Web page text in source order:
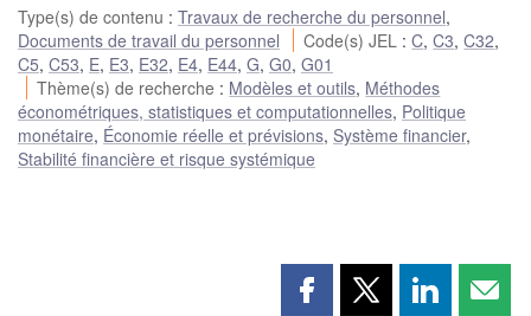
Type(s) de contenu : Travaux de recherche du personnel,
Documents de travail du personnel
Code(s) JEL :C,C3,C32,
C5, C53, E, E3, E32, E4, E44, G, G0, G01
Thème(s) de recherche : Modèles et outils, Méthodes
économétriques, statistiques et computationnelles, Politique
monétaire, Économie réelle et prévisions, Système financier,
Stabilité financière et risque systémique
PartagerPartagerPartager